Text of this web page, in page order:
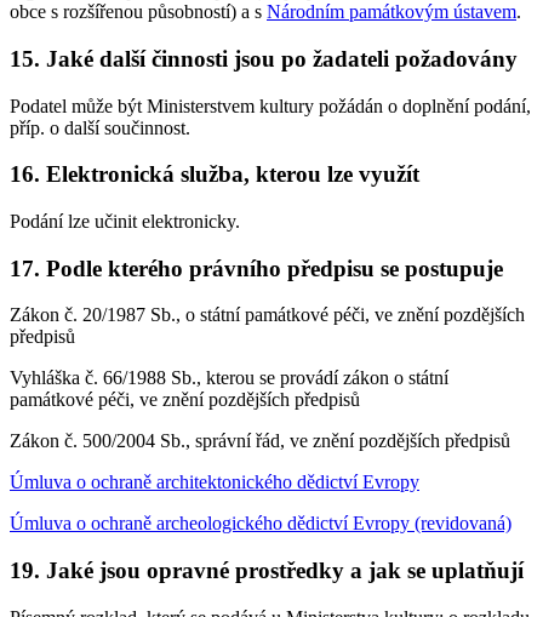
obce s rozšířenou působností) a s Národním památkovým ústavem.
15. Jaké další činnosti jsou po žadateli požadovány
Podatel může být Ministerstvem kultury požádán o doplnění podání,
příp. o další součinnost.
16. Elektronická služba, kterou lze využít
Podání lze učinit elektronicky.
17. Podle kterého právního předpisu se postupuje
Zákon č. 20/1987 Sb., o státní památkové péči, ve znění pozdějších
předpisů
Vyhláška č. 66/1988 Sb., kterou se provádí zákon o státní
památkové péči, ve znění pozdějších předpisů
Zákon č. 500/2004 Sb., správní řád, ve znění pozdějších předpisů
Úmluva o ochraně architektonického dědictví Evropy
Úmluva o ochraně archeologického dědictví Evropy (revidovaná)
19. Jaké jsou opravné prostředky a jak se uplatňují